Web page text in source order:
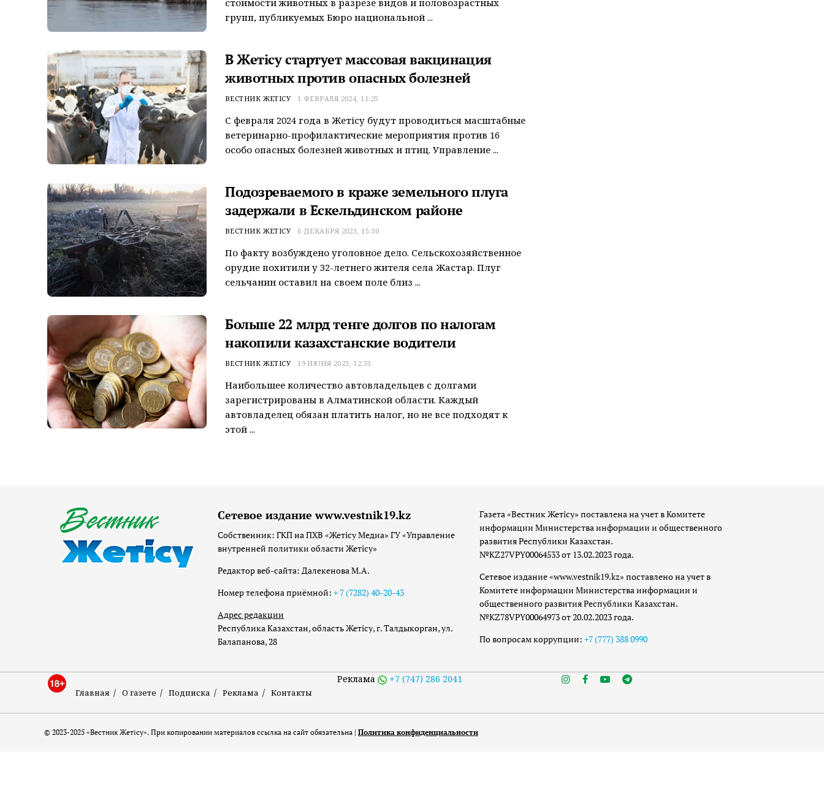
групп, публикуемых Бюро национальной ...
В Жетісу стартует массовая вакцинация
животных против опасных болезней
ВЕСТНИК ЖЕТІСУ 1 ФЕВРАЛЯ 2024, 11:25
С февраля 2024 года в Жетісу будут проводиться масштабные
ветеринарно-профилактические мероприятия против 16
особо опасных болезней животных и птиц. Управление ...
Подозреваемого в краже земельного плуга
задержали в Ескельдинском районе
ВЕСТНИК ЖЕТІСУ 6 ДЕКАБРЯ 2023, 15:30
По факту возбуждено уголовное дело. Сельскохозяйственное
орудие похитили у 32-летнего жителя села Жастар. Плуг
сельчанин оставил на своем поле близ ...
Больше 22 млрд тенге долгов по налогам
накопили казахстанские водители
ВЕСТНИК ЖЕТІСУ 19 ИЮНЯ 2023, 12:33
Наибольшее количество автовладельцев с долгами
зарегистрированы в Алматинской области. Каждый
автовладелец обязан платить налог, но не все подходят к
этой ...
Сетевое издание www.vestnik19.kz
Собственник: ГКП на ПХВ «Жетісу Медиа» ГУ «Управление
внутренней политики области Жетісу»
Редактор веб-сайта: Далекенова М.А.
Номер телефона приёмной: + 7 (7282) 40-20-43
Адрес редакции
Республика Казахстан, область Жетісу, г. Талдыкорган, ул.
Балапанова, 28
Газета «Вестник Жетісу» поставлена на учет в Комитете
информации Министерства информации и общественного
развития Республики Казахстан.
№KZ27VPY00064533 от 13.02.2023 года.
Сетевое издание «www.vestnik19.kz» поставлено на учет в
Комитете информации Министерства информации и
общественного развития Республики Казахстан.
№KZ78VPY00064973 от 20.02.2023 года.
По вопросам коррупции: +7 (777) 388 0990
Главная О газете Подписка Реклама Контакты
Реклама +7 (747) 286 2041
© 2023-2025 «Вестник Жетісу». При копировании материалов ссылка на сайт обязательна | Политика конфиденциальности